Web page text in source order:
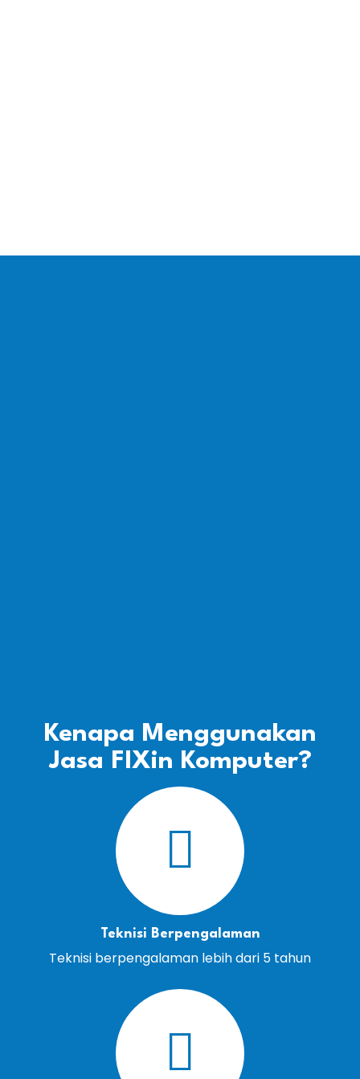
Kenapa Menggunakan
Jasa FIXin Komputer?
Teknisi Berpengalaman
Teknisi berpengalaman lebih dari 5 tahun